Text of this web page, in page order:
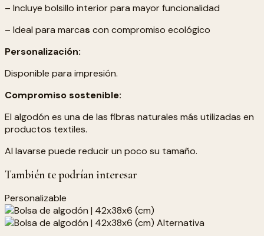
– Incluye bolsillo interior para mayor funcionalidad
– Ideal para marcas con compromiso ecológico
Personalización:
Disponible para impresión.
Compromiso sostenible:
El algodón es una de las fibras naturales más utilizadas en
productos textiles.
Al lavarse puede reducir un poco su tamaño.
También te podrían interesar
Personalizable